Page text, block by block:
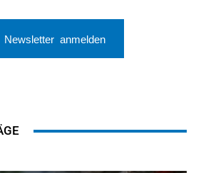
Newsletter anmelden